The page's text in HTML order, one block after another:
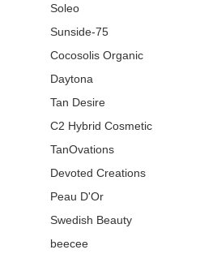
Soleo
Sunside-75
Cocosolis Organic
Daytona
Tan Desire
C2 Hybrid Cosmetic
TanOvations
Devoted Creations
Peau D'Or
Swedish Beauty
beecee